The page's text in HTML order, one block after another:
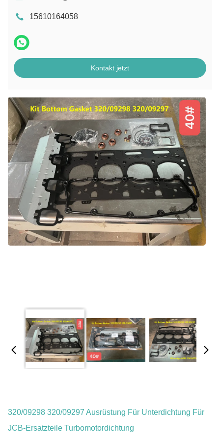
15610164058
Kontakt jetzt
320/09298 320/09297 Ausrüstung Für Unterdichtung Für
JCB-Ersatzteile Turbomotordichtung